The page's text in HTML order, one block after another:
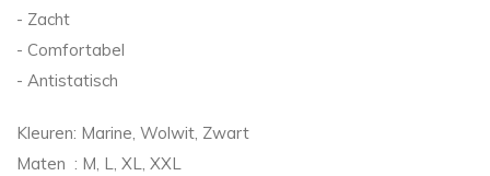
- Zacht
- Comfortabel
- Antistatisch
Kleuren: Marine, Wolwit, Zwart
Maten : M, L, XL, XXL